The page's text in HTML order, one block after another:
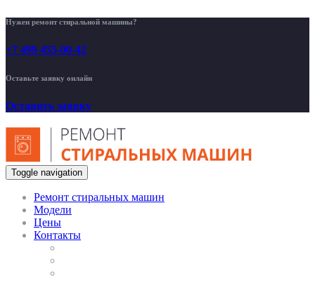
Нужен ремонт стиральной машины?
+7 499 455-00-42
Оставьте заявку онлайн
Оставить заявку
Toggle navigation
Ремонт стиральных машин
Модели
Цены
Контакты